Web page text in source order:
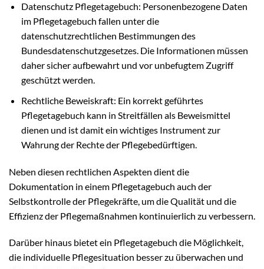
Datenschutz Pflegetagebuch: Personenbezogene Daten
im Pflegetagebuch fallen unter die
datenschutzrechtlichen Bestimmungen des
Bundesdatenschutzgesetzes. Die Informationen müssen
daher sicher aufbewahrt und vor unbefugtem Zugriff
geschützt werden.
Rechtliche Beweiskraft: Ein korrekt geführtes
Pflegetagebuch kann in Streitfällen als Beweismittel
dienen und ist damit ein wichtiges Instrument zur
Wahrung der Rechte der Pflegebedürftigen.
Neben diesen rechtlichen Aspekten dient die
Dokumentation in einem Pflegetagebuch auch der
Selbstkontrolle der Pflegekräfte, um die Qualität und die
Effizienz der Pflegemaßnahmen kontinuierlich zu verbessern.
Darüber hinaus bietet ein Pflegetagebuch die Möglichkeit,
die individuelle Pflegesituation besser zu überwachen und